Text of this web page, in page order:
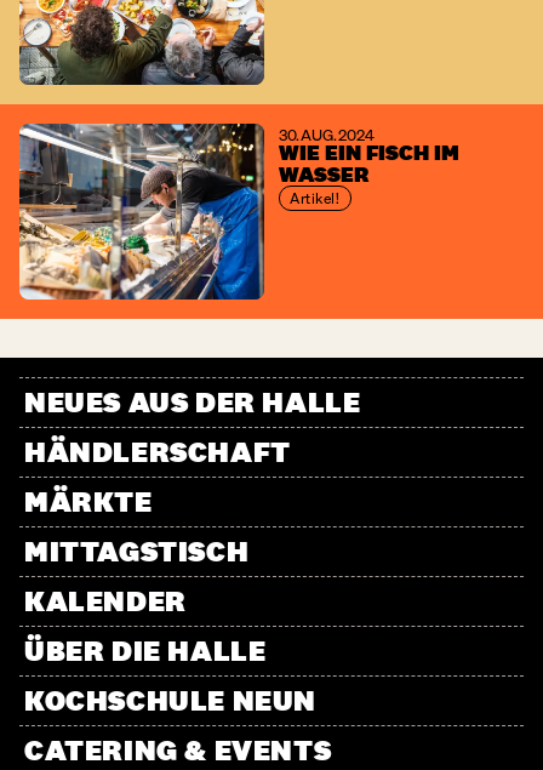
30. AUG. 2024
WIE EIN FISCH IM
WASSER
Artikel!
NEUES AUS DER HALLE
HÄNDLERSCHAFT
MÄRKTE
MITTAGSTISCH
KALENDER
ÜBER DIE HALLE
KOCHSCHULE NEUN
CATERING & EVENTS